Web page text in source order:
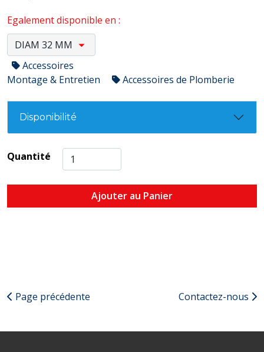
Egalement disponible en :
Accessoires
Montage & Entretien
Accessoires de Plomberie
Disponibilité
Quantité
Ajouter au Panier
Page précédente Contactez-nous